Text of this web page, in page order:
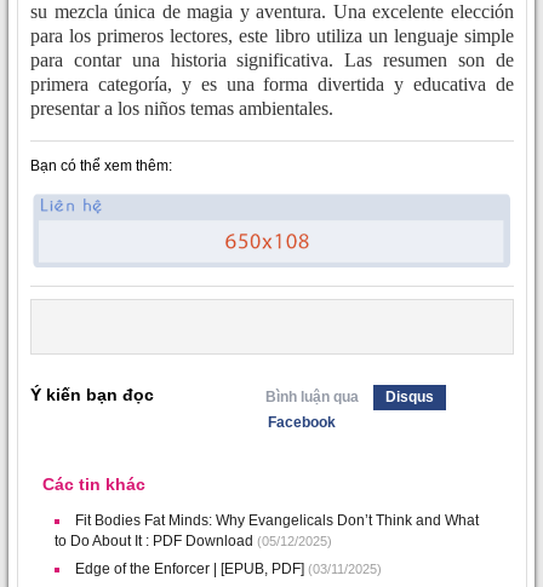
su mezcla única de magia y aventura. Una excelente elección
para los primeros lectores, este libro utiliza un lenguaje simple
para contar una historia significativa. Las resumen son de
primera categoría, y es una forma divertida y educativa de
presentar a los niños temas ambientales.
Bạn có thể xem thêm:
Ý kiến bạn đọc Bình luận qua
Disqus
Facebook
Các tin khác
Fit Bodies Fat Minds: Why Evangelicals Don’t Think and What
to Do About It : PDF Download (05/12/2025)
Edge of the Enforcer | [EPUB, PDF] (03/11/2025)